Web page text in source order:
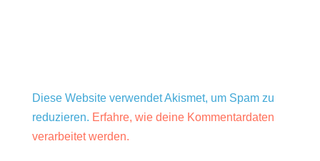
Diese Website verwendet Akismet, um Spam zu
reduzieren. Erfahre, wie deine Kommentardaten
verarbeitet werden.